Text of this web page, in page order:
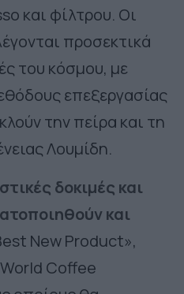
και φίλτρου. Οι
προσεκτικά
του κόσμου, με
επεξεργασίας
την πείρα και τη
Λουμίδη.
δοκιμές και
και
New Product»,
Coffee